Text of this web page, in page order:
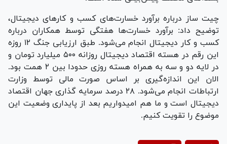
چیت ساز درباره برآورد خسارت‌های کسب و کار‌های دیجیتال،
توضیح داد: برآورد خسارت‌ها هفتگی توسط همکاران درباره
کسب و کار دیجیتال انجام می‌شود. طبق ارزیابی جنگ ۱۲ روزه
این رقم در هسته اقتصاد دیجیتال روزانه ۵۰۰ میلیارد تومان و
در لایه دو و سه به همراه هسته روزی حدودا بین ۲ همت بود.
الان این اندازه‌گیری بر اساس صورت مالی توسط وزارت
ارتباطات انجام می‌شود. ۲۸ درصد سرمایه گذاری جهان اقتصاد
دیجیتال است و ما هم امیدواریم بعد از پایداری وضعیت این
موضوع را تقویت کنیم.